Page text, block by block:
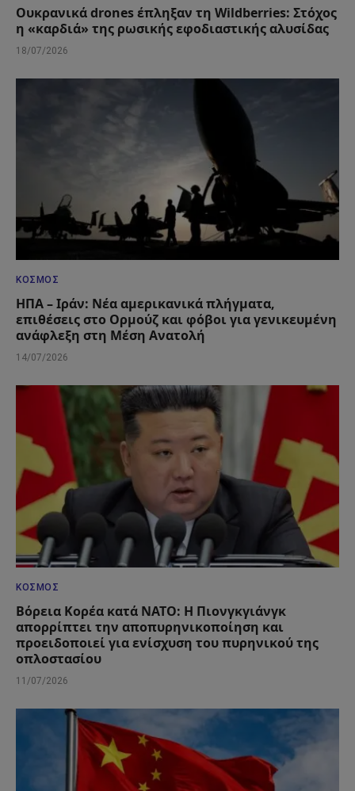
Ουκρανικά drones έπληξαν τη Wildberries: Στόχος
η «καρδιά» της ρωσικής εφοδιαστικής αλυσίδας
18/07/2026
ΚΌΣΜΟΣ
ΗΠΑ – Ιράν: Νέα αμερικανικά πλήγματα,
επιθέσεις στο Ορμούζ και φόβοι για γενικευμένη
ανάφλεξη στη Μέση Ανατολή
14/07/2026
ΚΌΣΜΟΣ
Βόρεια Κορέα κατά ΝΑΤΟ: Η Πιονγκγιάνγκ
απορρίπτει την αποπυρηνικοποίηση και
προειδοποιεί για ενίσχυση του πυρηνικού της
οπλοστασίου
11/07/2026